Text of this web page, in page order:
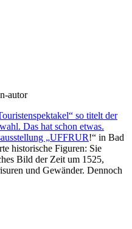
autor
so titelt der
Das hat schon etwas.
„UFFRUR!“ in Bad
historische Figuren: Sie
Bild der Zeit um 1525,
und Gewänder. Dennoch